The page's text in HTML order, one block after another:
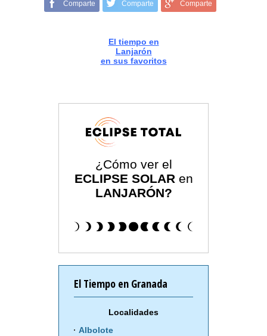
Comparte Comparte Comparte
El tiempo en
Lanjarón
en sus favoritos
¿Cómo ver el
ECLIPSE SOLAR en
LANJARÓN?
El Tiempo en Granada
Localidades
Albolote